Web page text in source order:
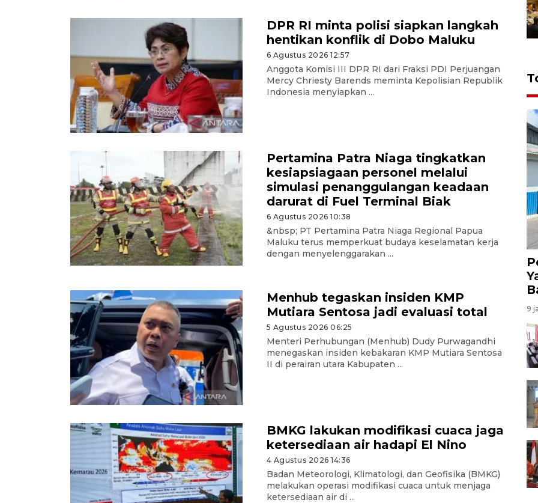
DPR RI minta polisi siapkan langkah
hentikan konflik di Dobo Maluku
6 Agustus 2026 12:57
Anggota Komisi III DPR RI dari Fraksi PDI Perjuangan
Mercy Chriesty Barends meminta Kepolisian Republik
Indonesia menyiapkan ...
Pertamina Patra Niaga tingkatkan
kesiapsiagaan personel melalui
simulasi penanggulangan keadaan
darurat di Fuel Terminal Biak
6 Agustus 2026 10:38
&nbsp; PT Pertamina Patra Niaga Regional Papua
Maluku terus memperkuat budaya keselamatan kerja
dengan menyelenggarakan ...
Menhub tegaskan insiden KMP
Mutiara Sentosa jadi evaluasi total
5 Agustus 2026 06:25
Menteri Perhubungan (Menhub) Dudy Purwagandhi
menegaskan insiden kebakaran KMP Mutiara Sentosa
II di perairan utara Kabupaten ...
BMKG lakukan modifikasi cuaca jaga
ketersediaan air hadapi El Nino
4 Agustus 2026 14:36
Badan Meteorologi, Klimatologi, dan Geofisika (BMKG)
melakukan operasi modifikasi cuaca untuk menjaga
ketersediaan air di ...
9